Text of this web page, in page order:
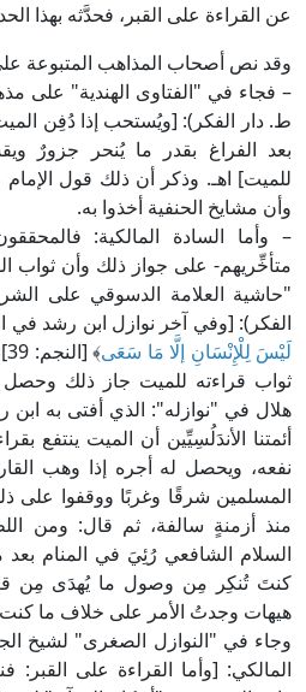
القراءة على القبر، فحدَّثه بهذا
نص أصحاب المذاهب المتبوعة
دار الفكر): [ويُستحب إذا دُفِن الميت
الفراغ بقدر ما يُنحر جزورٌ
اهـ. وذكر أن ذلك قول الإمام
مشايخ الحنفية أخذوا به.
وأما السادة المالكية:
على جواز ذلك وأن ثواب
[وفي آخر نوازل ابن رشد في
لِلْإِنْسَانِ إلَّا مَا سَعَى
﴾
قراءته للميت جاز ذلك وحصل
في "نوازله": الذي أفتى به ابن
الأندَلُسِيِّين أن الميت ينتفع
ويحصل له أجره إذا وهب
شرقًا وغربًا ووقفوا على ذلك
أزمنةٍ سالفة، ثم قال: ومن
الشافعي رُئِيَ في المنام بعد
تُنكِر مِن وصول ما يُهدَى مِن
وجدتُ الأمر على خلاف ما كنت
في "النوازل الصغرى" لشيخ
[وأما القراءة على القبر: